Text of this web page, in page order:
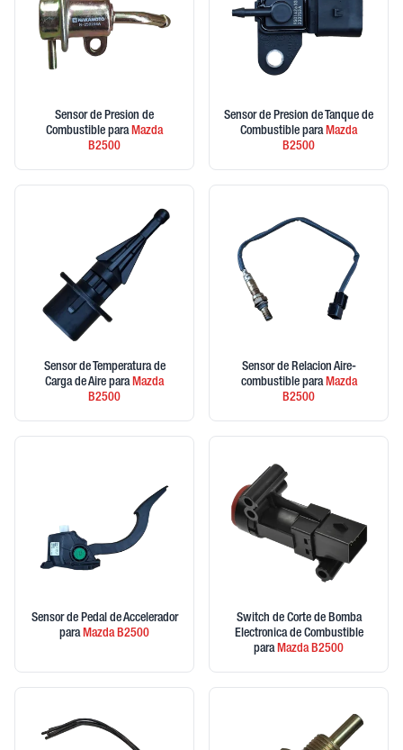
Sensor de Presion de
Combustible paraMazda
B2500
Sensor de Presion de Tanque de
Combustible paraMazda
B2500
Sensor de Temperatura de
Carga de Aire paraMazda
B2500
Sensor de Relacion Aire-
combustible paraMazda
B2500
Sensor de Pedal de Accelerador
paraMazdaB2500
Switch de Corte de Bomba
Electronica de Combustible
paraMazdaB2500